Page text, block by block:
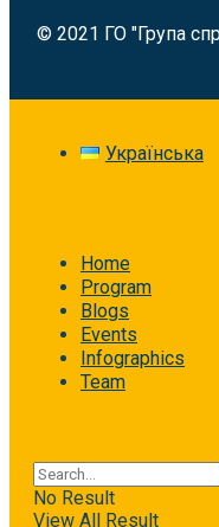
© 2021 ГО "Група
Українська
Home
Program
Blogs
Events
Infographics
Team
No Result
View All Result